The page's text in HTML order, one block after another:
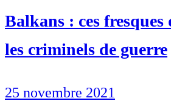
Balkans : ces
les criminels de guerre
25 novembre 2021